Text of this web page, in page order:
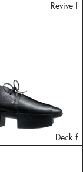
Revive f
Deck f